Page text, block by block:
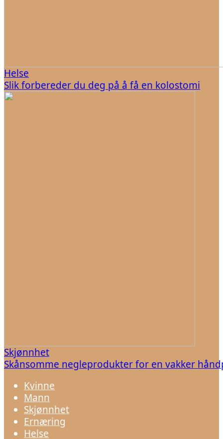
Helse
Slik forbereder du deg på å få en kolostomi
Skjønnhet
Skånsomme negleprodukter for en vakker
Kvinne
Mann
Skjønnhet
Ernæring
Helse